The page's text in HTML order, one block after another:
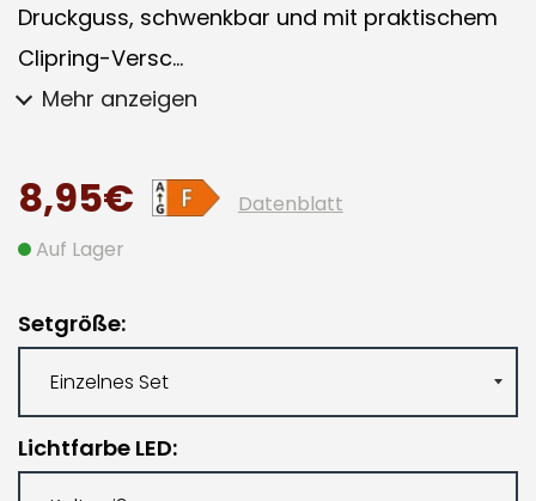
Druckguss, schwenkbar und mit praktischem
Clipring-Versc...
Mehr anzeigen
8,95€
Datenblatt
Auf Lager
Setgröße
Lichtfarbe LED